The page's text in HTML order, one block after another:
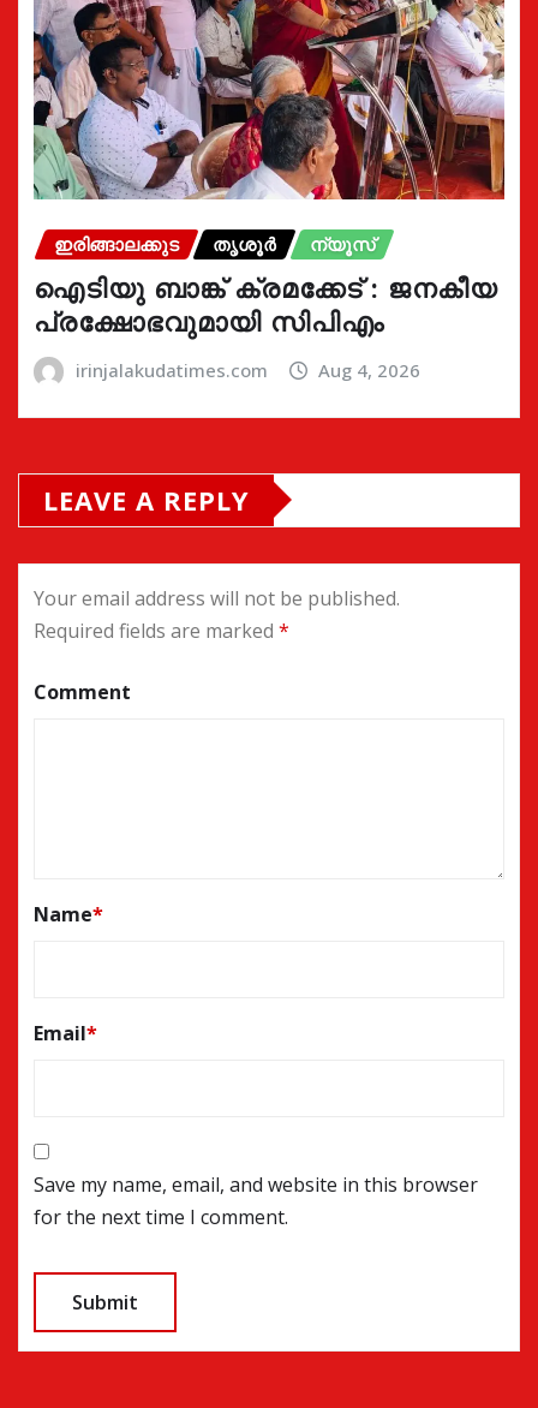
ഇരിങ്ങാലക്കുട തൃശൂർ ന്യൂസ്
ഐടിയു ബാങ്ക് ക്രമക്കേട് : ജനകീയ
പ്രക്ഷോഭവുമായി സിപിഎം
irinjalakudatimes.com Aug 4, 2026
LEAVE A REPLY
Your email address will not be published.
Required fields are marked *
Comment
Name*
Email*
Save my name, email, and website in this browser
for the next time I comment.